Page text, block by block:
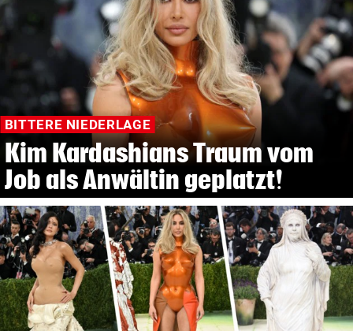
BITTERE NIEDERLAGE
Kim Kardashians Traum vom
Job als Anwältin geplatzt!